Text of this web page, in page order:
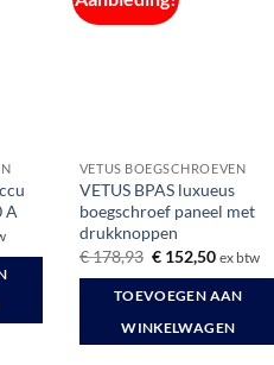
A
VETUS BOEGSCHROEVEN
VETUS BPAS luxueus
boegschroef paneel met
drukknoppen
€178,93 Oorspronkelijke
was:
€ 178,93.
€ 152,50Huidige
is:
€ 152,50.
ex btw
TOEVOEGEN AAN
WINKELWAGEN